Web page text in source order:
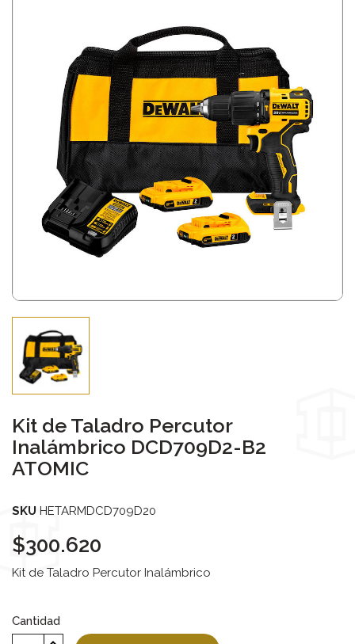
Kit de Taladro Percutor
Inalámbrico DCD709D2-B2
ATOMIC
SKU HETARMDCD709D20
$300.620
Kit de Taladro Percutor Inalámbrico
Cantidad